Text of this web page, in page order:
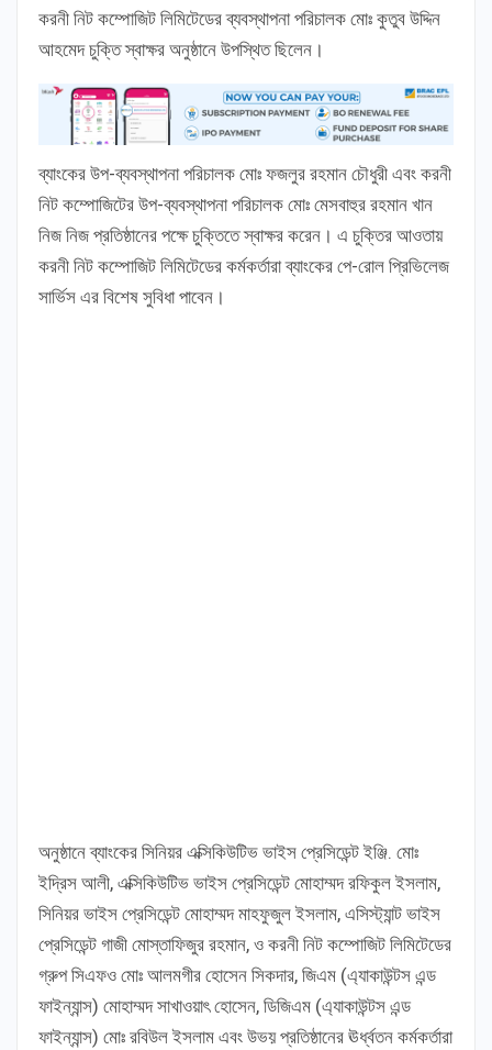
করনী নিট কম্পোজিট লিমিটেডের ব্যবস্থাপনা পরিচালক মোঃ কুতুব উদ্দিন
আহমেদ চুক্তি স্বাক্ষর অনুষ্ঠানে উপস্থিত ছিলেন।
ব্যাংকের উপ-ব্যবস্থাপনা পরিচালক মোঃ ফজলুর রহমান চৌধুরী এবং করনী
নিট কম্পোজিটের উপ-ব্যবস্থাপনা পরিচালক মোঃ মেসবাহুর রহমান খান
নিজ নিজ প্রতিষ্ঠানের পক্ষে চুক্তিতে স্বাক্ষর করেন। এ চুক্তির আওতায়
করনী নিট কম্পোজিট লিমিটেডের কর্মকর্তারা ব্যাংকের পে-রোল প্রিভিলেজ
সার্ভিস এর বিশেষ সুবিধা পাবেন।
অনুষ্ঠানে ব্যাংকের সিনিয়র এক্সিকিউটিভ ভাইস প্রেসিডেন্ট ইঞ্জি. মোঃ
ইদ্রিস আলী, এক্সিকিউটিভ ভাইস প্রেসিডেন্ট মোহাম্মদ রফিকুল ইসলাম,
সিনিয়র ভাইস প্রেসিডেন্ট মোহাম্মদ মাহফুজুল ইসলাম, এসিস্ট্যান্ট ভাইস
প্রেসিডেন্ট গাজী মোস্তাফিজুর রহমান, ও করনী নিট কম্পোজিট লিমিটেডের
গ্রুপ সিএফও মোঃ আলমগীর হোসেন সিকদার, জিএম (এ্যাকাউন্টস এন্ড
ফাইন্যান্স) মোহাম্মদ সাখাওয়াৎ হোসেন, ডিজিএম (এ্যাকাউন্টস এন্ড
ফাইন্যান্স) মোঃ রবিউল ইসলাম এবং উভয় প্রতিষ্ঠানের ঊর্ধ্বতন কর্মকর্তারা